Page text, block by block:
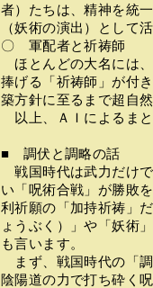
者）たちは、精神を統
（妖術の演出）として
〇 軍配者と祈祷師
ほとんどの大名には
捧げる「祈祷師」が付
築方針に至るまで超自
以上、ＡＩによるま
■ 調伏と調略の話
戦国時代は武力だけ
い「呪術合戦」が勝敗
利祈願の「加持祈祷」
ょうぶく）」や「妖術
も言います。
まず、戦国時代の「
陰陽道の力で打ち砕く